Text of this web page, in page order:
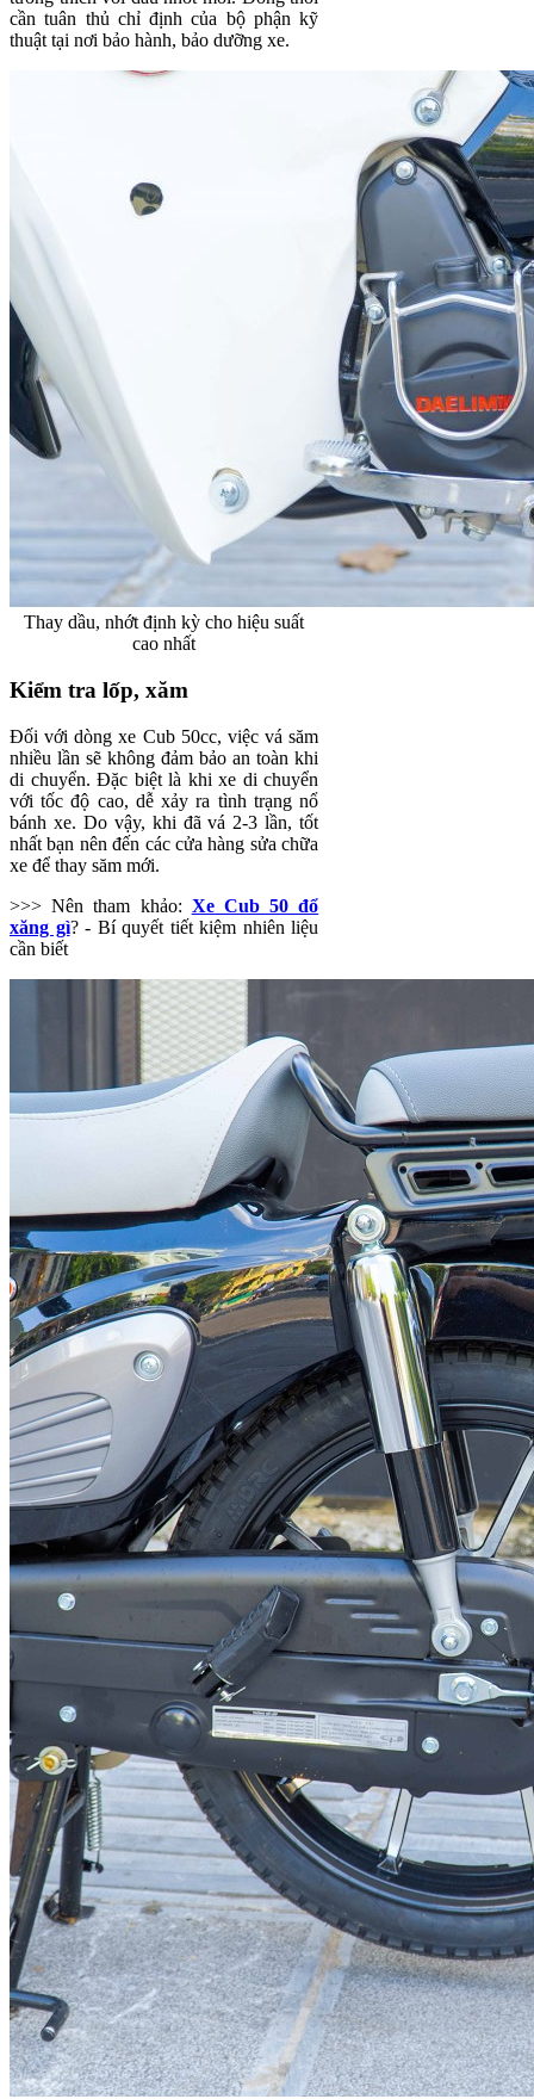
cần tuân thủ chỉ định của bộ phận kỹ
thuật tại nơi bảo hành, bảo dưỡng xe.
Thay dầu, nhớt định kỳ cho hiệu suất
cao nhất
Kiểm tra lốp, xăm
Đối với dòng xe Cub 50cc, việc vá săm
nhiều lần sẽ không đảm bảo an toàn khi
di chuyển. Đặc biệt là khi xe di chuyển
với tốc độ cao, dễ xảy ra tình trạng nổ
bánh xe. Do vậy, khi đã vá 2-3 lần, tốt
nhất bạn nên đến các cửa hàng sửa chữa
xe để thay săm mới.
>>> Nên tham khảo: Xe Cub 50 đổ
xăng gì? - Bí quyết tiết kiệm nhiên liệu
cần biết